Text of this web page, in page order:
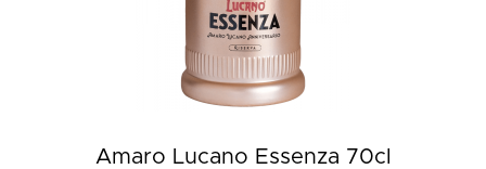
Amaro Lucano Essenza 70cl